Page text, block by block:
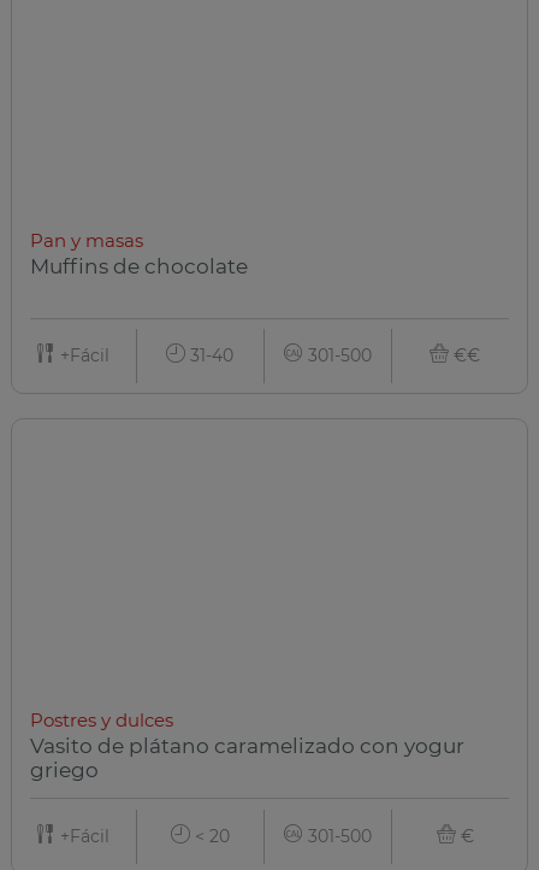
Pan y masas
Muffins de chocolate
+Fácil 31-40 301-500 €€
Postres y dulces
Vasito de plátano caramelizado con yogur
griego
+Fácil < 20 301-500 €